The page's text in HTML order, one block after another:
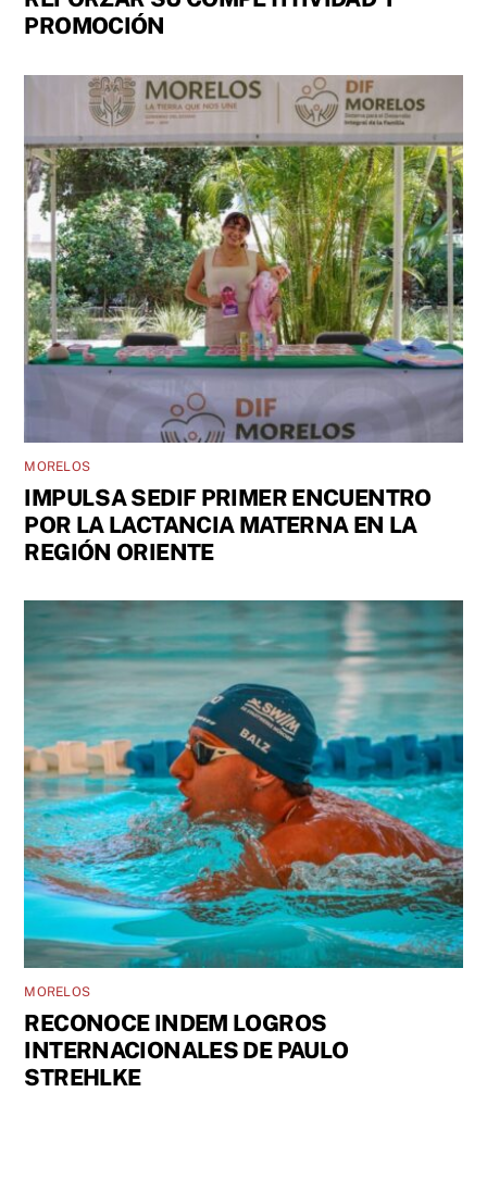
PROMOCIÓN
MORELOS
IMPULSA SEDIF PRIMER ENCUENTRO
POR LA LACTANCIA MATERNA EN LA
REGIÓN ORIENTE
MORELOS
RECONOCE INDEM LOGROS
INTERNACIONALES DE PAULO
STREHLKE